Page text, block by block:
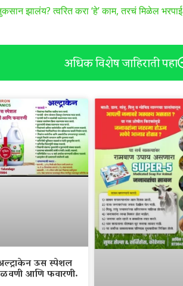
झालंय? त्वरित करा ‘हे’ काम, तरचं मिळेल भरपाई
अधिक विशेष जाहिराती पहा
ऊस स्पेशल
आणि फवारणी.